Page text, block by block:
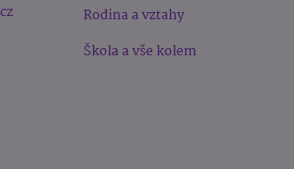
Rodina a vztahy
Škola a vše kolem